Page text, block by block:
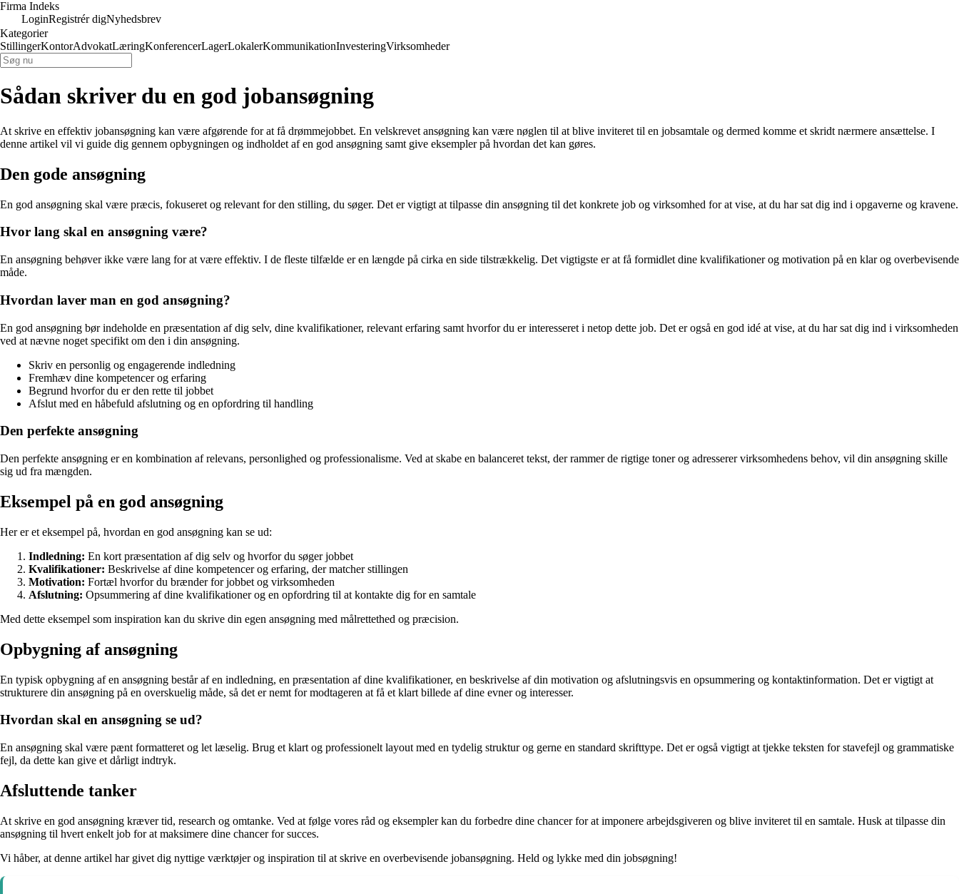
Firma Indeks
LoginRegistrér digNyhedsbrev
Kategorier
StillingerKontorAdvokatLæringKonferencerLagerLokalerKommunikationInvesteringVirksomheder
Sådan skriver du en god jobansøgning
At skrive en effektiv jobansøgning kan være afgørende for at få drømmejobbet. En velskrevet ansøgning kan være nøglen til at blive inviteret til en jobsamtale og dermed komme et skridt nærmere ansættelse. I
denne artikel vil vi guide dig gennem opbygningen og indholdet af en god ansøgning samt give eksempler på hvordan det kan gøres.
Den gode ansøgning
En god ansøgning skal være præcis, fokuseret og relevant for den stilling, du søger. Det er vigtigt at tilpasse din ansøgning til det konkrete job og virksomhed for at vise, at du har sat dig ind i opgaverne og kravene.
Hvor lang skal en ansøgning være?
En ansøgning behøver ikke være lang for at være effektiv. I de fleste tilfælde er en længde på cirka en side tilstrækkelig. Det vigtigste er at få formidlet dine kvalifikationer og motivation på en klar og overbevisende
måde.
Hvordan laver man en god ansøgning?
En god ansøgning bør indeholde en præsentation af dig selv, dine kvalifikationer, relevant erfaring samt hvorfor du er interesseret i netop dette job. Det er også en god idé at vise, at du har sat dig ind i virksomheden
ved at nævne noget specifikt om den i din ansøgning.
Skriv en personlig og engagerende indledning
Fremhæv dine kompetencer og erfaring
Begrund hvorfor du er den rette til jobbet
Afslut med en håbefuld afslutning og en opfordring til handling
Den perfekte ansøgning
Den perfekte ansøgning er en kombination af relevans, personlighed og professionalisme. Ved at skabe en balanceret tekst, der rammer de rigtige toner og adresserer virksomhedens behov, vil din ansøgning skille
sig ud fra mængden.
Eksempel på en god ansøgning
Her er et eksempel på, hvordan en god ansøgning kan se ud:
Indledning: En kort præsentation af dig selv og hvorfor du søger jobbet
Kvalifikationer: Beskrivelse af dine kompetencer og erfaring, der matcher stillingen
Motivation: Fortæl hvorfor du brænder for jobbet og virksomheden
Afslutning: Opsummering af dine kvalifikationer og en opfordring til at kontakte dig for en samtale
Med dette eksempel som inspiration kan du skrive din egen ansøgning med målrettethed og præcision.
Opbygning af ansøgning
En typisk opbygning af en ansøgning består af en indledning, en præsentation af dine kvalifikationer, en beskrivelse af din motivation og afslutningsvis en opsummering og kontaktinformation. Det er vigtigt at
strukturere din ansøgning på en overskuelig måde, så det er nemt for modtageren at få et klart billede af dine evner og interesser.
Hvordan skal en ansøgning se ud?
En ansøgning skal være pænt formatteret og let læselig. Brug et klart og professionelt layout med en tydelig struktur og gerne en standard skrifttype. Det er også vigtigt at tjekke teksten for stavefejl og grammatiske
fejl, da dette kan give et dårligt indtryk.
Afsluttende tanker
At skrive en god ansøgning kræver tid, research og omtanke. Ved at følge vores råd og eksempler kan du forbedre dine chancer for at imponere arbejdsgiveren og blive inviteret til en samtale. Husk at tilpasse din
ansøgning til hvert enkelt job for at maksimere dine chancer for succes.
Vi håber, at denne artikel har givet dig nyttige værktøjer og inspiration til at skrive en overbevisende jobansøgning. Held og lykke med din jobsøgning!